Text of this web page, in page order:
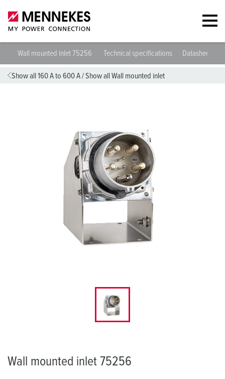
Wall mounted inlet 75256 Technical specifications Datasheets &
Show all 160 A to 600 A/Show all Wall mounted inlet
Wall mounted inlet 75256